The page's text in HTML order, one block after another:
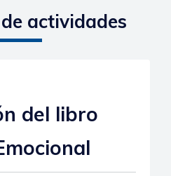
actividades
del libro